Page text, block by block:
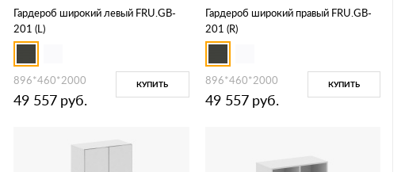
Гардероб широкий левый FRU.GB-
201 (L)
896*460*2000
49 557 руб.
КУПИТЬ
Гардероб широкий правый FRU.GB-
201 (R)
896*460*2000
49 557 руб.
КУПИТЬ